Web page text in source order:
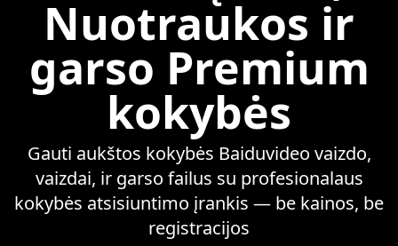
Nuotraukos ir
garso Premium
kokybės
Gauti aukštos kokybės Baiduvideo vaizdo,
vaizdai, ir garso failus su profesionalaus
kokybės atsisiuntimo įrankis — be kainos, be
registracijos